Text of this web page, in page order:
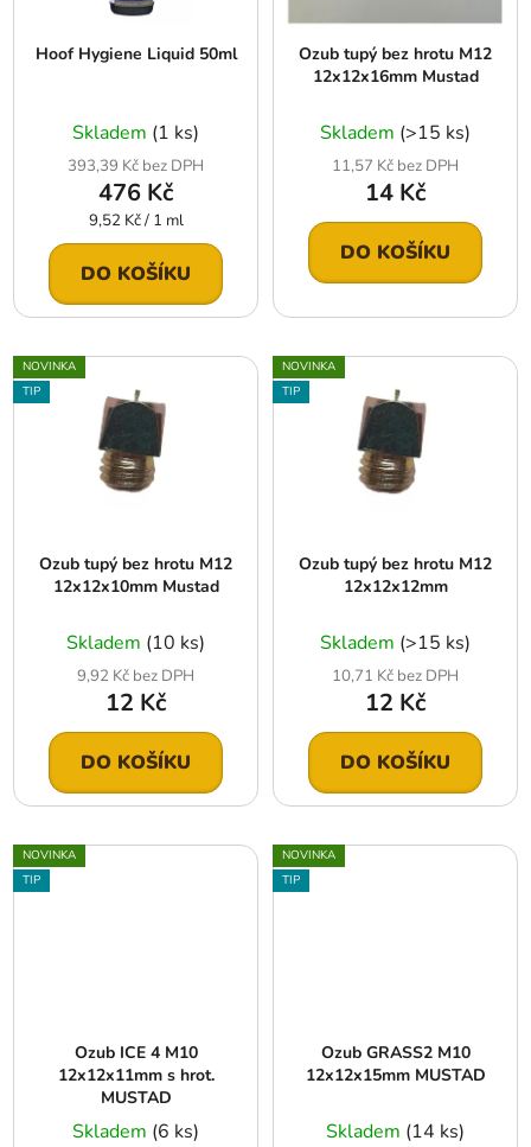
Hoof Hygiene Liquid 50ml
Skladem (1 ks)
393,39 Kč bez DPH
476 Kč
Měrná
cena:
9,52 Kč / 1 ml
DO KOŠÍKU
Ozub tupý bez hrotu M12
12x12x16mm Mustad
Skladem (>15 ks)
11,57 Kč bez DPH
14 Kč
DO KOŠÍKU
NOVINKA
TIP
Ozub tupý bez hrotu M12
12x12x10mm Mustad
Skladem (10 ks)
9,92 Kč bez DPH
12 Kč
DO KOŠÍKU
NOVINKA
TIP
Ozub tupý bez hrotu M12
12x12x12mm
Skladem (>15 ks)
10,71 Kč bez DPH
12 Kč
DO KOŠÍKU
NOVINKA
TIP
Ozub ICE 4 M10
12x12x11mm s hrot.
MUSTAD
Skladem (6 ks)
NOVINKA
TIP
Ozub GRASS2 M10
12x12x15mm MUSTAD
Skladem (14 ks)